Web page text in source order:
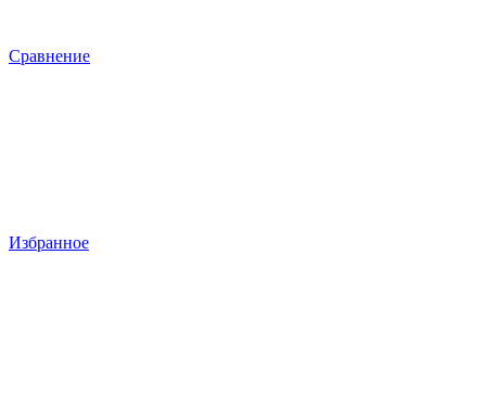
Сравнение
Избранное